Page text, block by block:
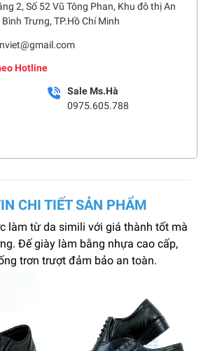
2, Số 52 Vũ Tông Phan, Khu đô thị An
Trưng, TP.Hồ Chí Minh
Hotline
Sale Ms.Hà
0975.605.788
CHI TIẾT SẢN PHẨM
làm từ da simili với giá thành tốt mà
Đế giày làm bằng nhựa cao cấp,
trơn trượt đảm bảo an toàn.